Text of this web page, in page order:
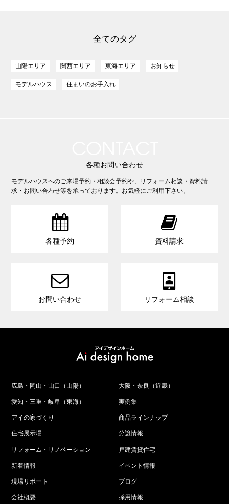
全てのタグ
山陽エリア 関西エリア 東海エリア お知らせ
モデルハウス 住まいのお手入れ
各種お問い合わせ
モデルハウスへのご来場予約・相談会予約や、リフォーム相談・資料請
求・お問い合わせ等を承っております。お気軽にご利用下さい。

各種予約

資料請求

お問い合わせ

リフォーム相談
広島・岡山・山口（山陽） 大阪・奈良（近畿）
愛知・三重・岐阜（東海） 実例集
アイの家づくり 商品ラインナップ
住宅展示場 分譲情報
リフォーム・リノベーション 戸建賃貸住宅
新着情報 イベント情報
現場リポート ブログ
会社概要 採用情報